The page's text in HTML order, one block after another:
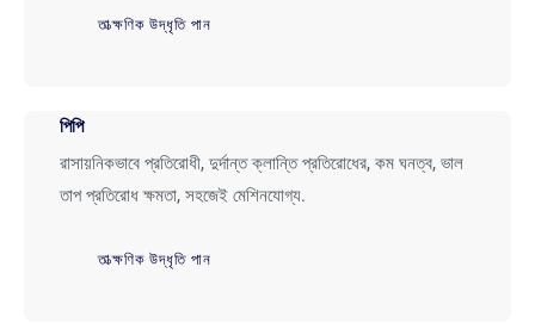
তাত্ক্ষণিক উদ্ধৃতি পান
পিপি
রাসায়নিকভাবে প্রতিরোধী, দুর্দান্ত ক্লান্তি প্রতিরোধের, কম ঘনত্ব, ভাল
তাপ প্রতিরোধ ক্ষমতা, সহজেই মেশিনযোগ্য.
তাত্ক্ষণিক উদ্ধৃতি পান